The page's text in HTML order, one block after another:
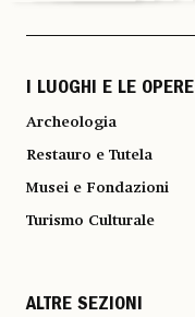
I LUOGHI E LE OPERE
Archeologia
Restauro e Tutela
Musei e Fondazioni
Turismo Culturale
ALTRE SEZIONI